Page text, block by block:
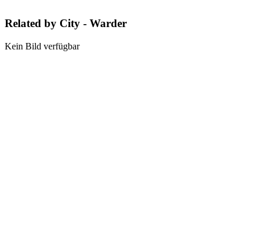
Related by City - Warder
Kein Bild verfügbar